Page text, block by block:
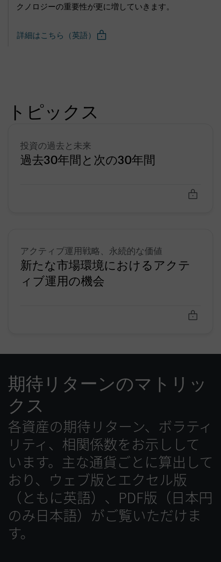
クノロジーの重要性が更に増していきます。
詳細はこちら（英語）
トピックス
投資の過去と未来
過去30年間と次の30年間
アクティブ運用戦略、永続的な価値
新たな市場環境におけるアクテ
ィブ運用の機会
期待リターンのマトリッ
クス
各資産の期待リターン、ボラティ
リティ、相関係数をお示しして
います。主な通貨ごとに算出して
おり、ウェブ版とエクセル版
（ともに英語）、PDF版（日本円
のみ日本語）がご覧いただけま
す。